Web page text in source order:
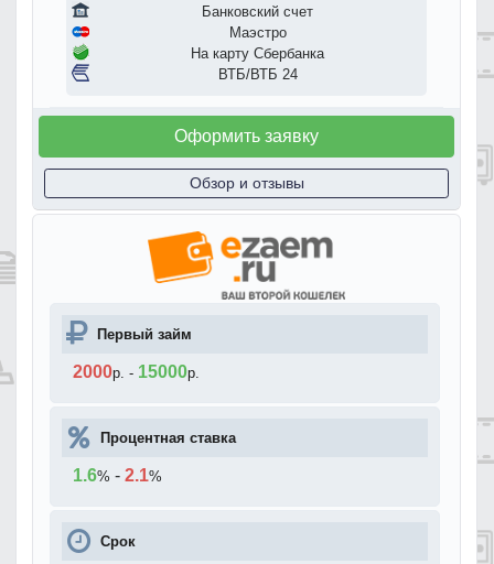
Банковский счет
Маэстро
На карту Сбербанка
ВТБ/ВТБ 24
Оформить заявку
Обзор и отзывы
Первый займ
2000р. - 15000р.
Процентная ставка
1.6% - 2.1%
Срок